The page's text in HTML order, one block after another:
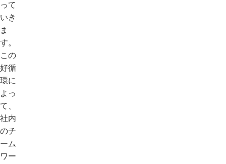
って
いき
ま
す。
この
好循
環に
よっ
て、
社内
のチ
ーム
ワー